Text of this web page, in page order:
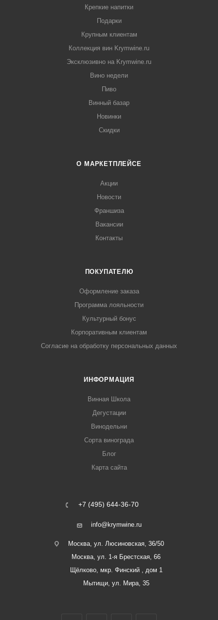
Крепкие напитки
Подарки
Крупным клиентам
Коллекция вин Krymwine.ru
Эксклюзивно на Krymwine.ru
Вино недели
Пиво
Винный базар
Новинки
Скидки
О МАРКЕТПЛЕЙСЕ
Акции
Новости
Франшиза
Вакансии
Контакты
ПОКУПАТЕЛЮ
Оформление заказа
Программа лояльности
Культурный бонус
Корпоративным клиентам
Согласие на обработку персональных данных
ИНФОРМАЦИЯ
Винная Школа
Дегустации
Винодельни
Сорта винограда
Блог
Карта сайта
+7 (495) 644-36-70
info@krymwine.ru
Москва, ул. Люсиновская, 36/50
Москва, ул. 1-я Брестская, 66
Щёлково, мкр. Финский , дом 1
Мытищи, ул. Мира, 35